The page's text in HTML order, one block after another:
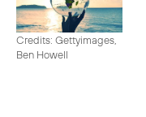
Credits: Gettyimages,
Ben Howell